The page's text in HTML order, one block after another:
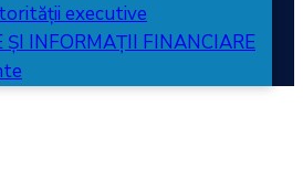
executive
ȘI INFORMAȚII FINANCIARE